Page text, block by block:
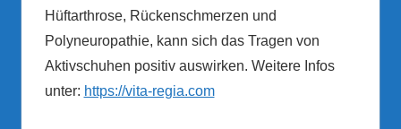
Hüftarthrose, Rückenschmerzen und
Polyneuropathie, kann sich das Tragen von
Aktivschuhen positiv auswirken. Weitere Infos
unter: https://vita-regia.com